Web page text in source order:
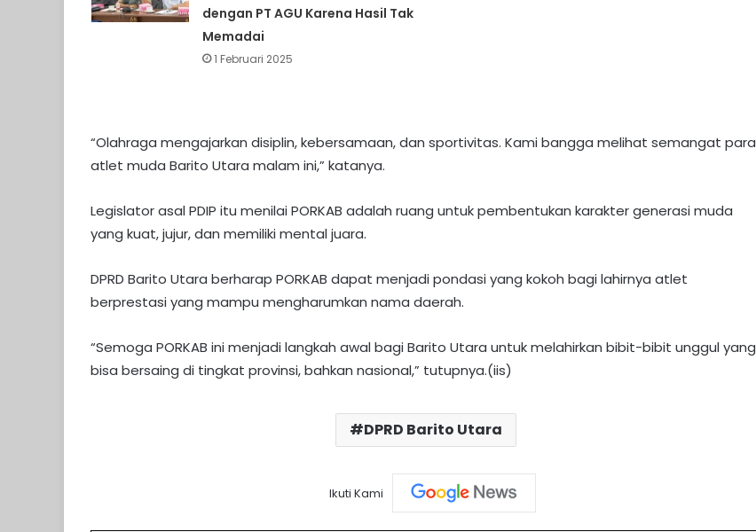
dengan PT AGU Karena Hasil Tak
Memadai
1 Februari 2025
“Olahraga mengajarkan disiplin, kebersamaan, dan sportivitas. Kami bangga melihat semangat para
atlet muda Barito Utara malam ini,” katanya.
​Legislator asal PDIP itu menilai PORKAB adalah ruang untuk pembentukan karakter generasi muda
yang kuat, jujur, dan memiliki mental juara.
DPRD Barito Utara berharap PORKAB dapat menjadi pondasi yang kokoh bagi lahirnya atlet
berprestasi yang mampu mengharumkan nama daerah.
​“Semoga PORKAB ini menjadi langkah awal bagi Barito Utara untuk melahirkan bibit-bibit unggul yang
bisa bersaing di tingkat provinsi, bahkan nasional,” tutupnya.(iis)
DPRD Barito Utara
Ikuti Kami
APBD 2025, Ini 4 Agenda Paripurna